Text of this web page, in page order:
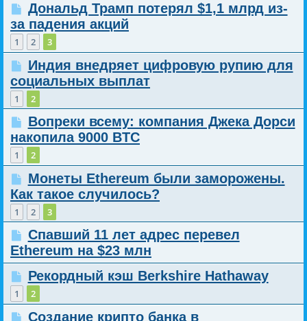
Дональд Трамп потерял $1,1 млрд из-
за падения акций
1 2 3
Индия внедряет цифровую рупию для
социальных выплат
1 2
Вопреки всему: компания Джека Дорси
накопила 9000 BTC
1 2
Монеты Ethereum были заморожены.
Как такое случилось?
1 2 3
Спавший 11 лет адрес перевел
Ethereum на $23 млн
Рекордный кэш Berkshire Hathaway
1 2
Создание крипто банка в